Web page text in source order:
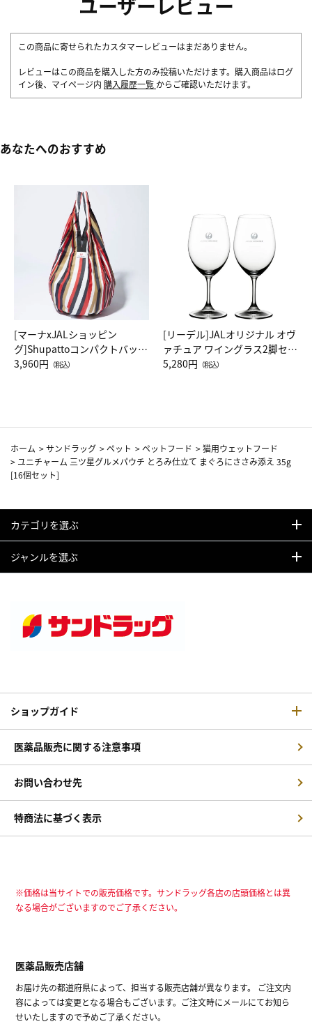
この商品に寄せられたカスタマーレビューはまだありません。
レビューはこの商品を購入した方のみ投稿いただけます。購入商品はログ
イン後、マイページ内 購入履歴一覧 からご確認いただけます。
あなたへのおすすめ
[マーナxJALショッピン
グ]Shupattoコンパクトバッグ
Drop JAL客室乗務員（LC）ス
3,960円 （税込）
[リーデル]JALオリジナル オヴ
ァチュア ワイングラス2脚セッ
ト（レッドワイン）
5,280円 （税込）
ホーム >サンドラッグ >ペット >ペットフード >猫用ウェットフード
> ユニチャーム 三ツ星グルメパウチ とろみ仕立て まぐろにささみ添え 35g
[16個セット]
カテゴリを選ぶ
ジャンルを選ぶ
ショップガイド
医薬品販売に関する注意事項
お問い合わせ先
特商法に基づく表示
※価格は当サイトでの販売価格です。サンドラッグ各店の店頭価格とは異
なる場合がございますのでご了承ください。
医薬品販売店舗
お届け先の都道府県によって、担当する販売店舗が異なります。 ご注文内
容によっては変更となる場合もございます。ご注文時にメールにてお知ら
せいたしますので予めご了承ください。